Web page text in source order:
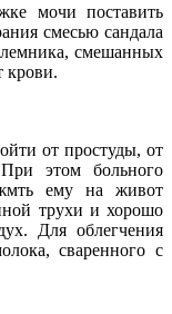
мочи поставить
смесью сандала
смешанных
крови.
от простуды, от
этом больного
ему на живот
трухи и хорошо
Для облегчения
сваренного с